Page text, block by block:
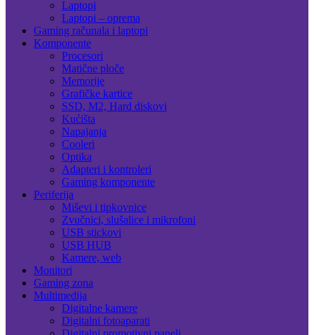
Laptopi
Laptopi – oprema
Gaming računala i laptopi
Komponente
Procesori
Matične ploče
Memorije
Grafičke kartice
SSD, M2, Hard diskovi
Kućišta
Napajanja
Cooleri
Optika
Adapteri i kontroleri
Gaming komponente
Periferija
Miševi i tipkovnice
Zvučnici, slušalice i mikrofoni
USB stickovi
USB HUB
Kamere, web
Monitori
Gaming zona
Multimedija
Digitalne kamere
Digitalni fotoaparati